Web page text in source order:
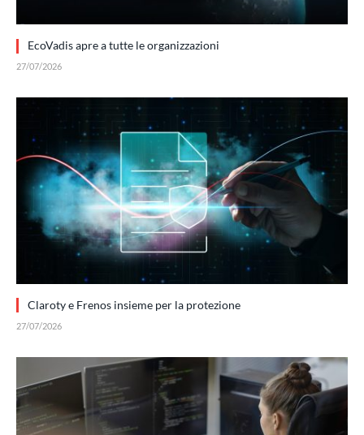
EcoVadis apre a tutte le organizzazioni
27/07/2026
Claroty e Frenos insieme per la protezione
27/07/2026